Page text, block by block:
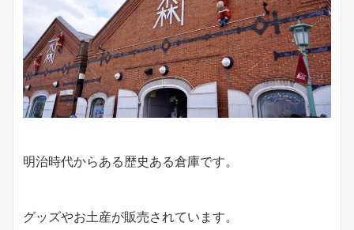
明治時代からある歴史ある倉庫です。
グッズやお土産が販売されています。